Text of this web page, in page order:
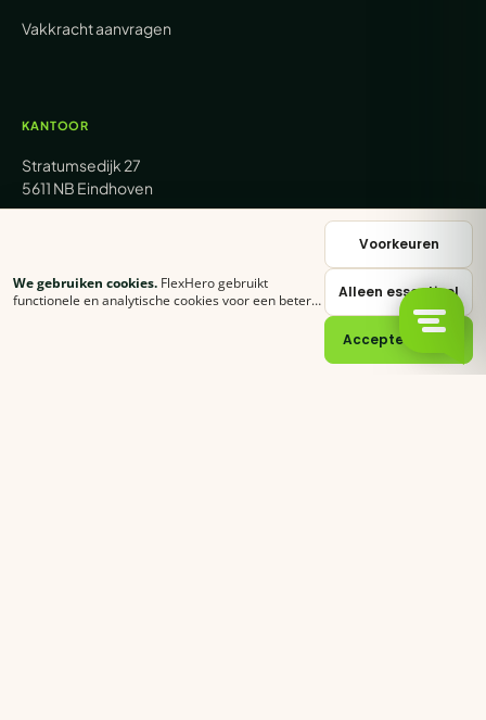
Vakkracht aanvragen
KANTOOR
Stratumsedijk 27
5611 NB Eindhoven
sales@flexhero.com
We gebruiken cookies. FlexHero gebruikt
functionele en analytische cookies voor een betere
Voorkeuren
Alleen essentieel
Accepteer alles